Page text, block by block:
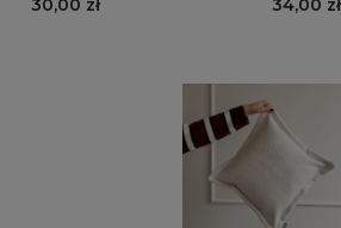
30,00 zł 34,00 zł